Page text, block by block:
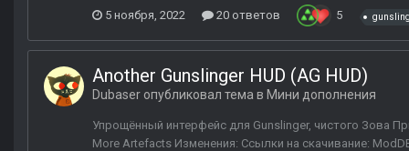
5 ноября, 2022 20 ответов 5
Another Gunslinger HUD (AG HUD)
Dubaser опубликовал тема в Мини дополнения
Упрощённый интерфейс для Gunslinger, чистого Зова
More Artefacts Изменения: Ссылки на скачивание: